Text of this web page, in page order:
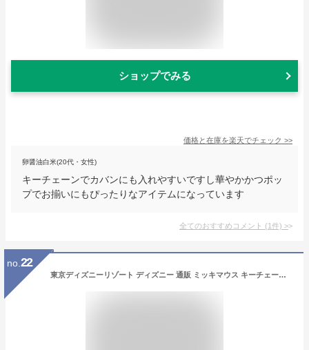
ショップでみる
価格と在庫を楽天でチェック >>
卵醤油白米(20代・女性)
キーチェーンでカバンにも入れやすいですし華やかかつポッ
プでお揃いにもぴったりなアイテムになっています
全てのおすすめコメント (1件) >
no. 22
東京ディズニーリゾート ディズニー 通販 ミッキマウス キーチェーン ハンド おみやげ お土産 無料ギフトラッピング 牛革 TDR ディズニーランド ディズニーシー キーホルダー 本革 ミッキーシェイプ 【ホワイト】